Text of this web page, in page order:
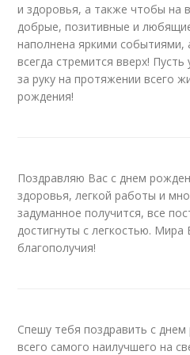
и здоровья, а также чтобы на
добрые, позитивные и
наполнена яркими событиями,
всегда стремится вверх!
за руку на протяжении всего
рождения!
Поздравляю Вас с днем
здоровья, легкой работы и
задуманное получится, все
достигнуты с легкостью.
благополучия!
Спешу тебя поздравить с
всего самого наилучшего на